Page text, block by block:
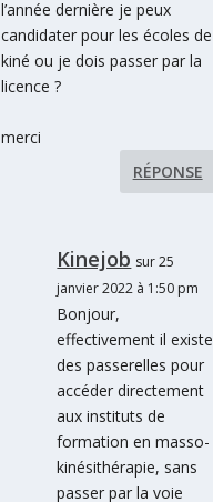
l’année dernière je peux
candidater pour les écoles de
kiné ou je dois passer par la
licence ?
merci
RÉPONSE
Kinejob sur 25
janvier 2022 à 1:50 pm
Bonjour,
effectivement il existe
des passerelles pour
accéder directement
aux instituts de
formation en masso-
kinésithérapie, sans
passer par la voie